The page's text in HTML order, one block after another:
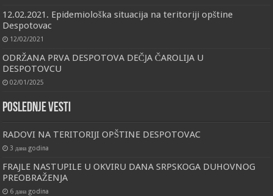
12.02.2021. Epidemiološka situacija na teritoriji opštine
Despotovac
12/02/2021
ODRŽANA PRVA DESPOTOVA DEČJA ČAROLIJA U
DESPOTOVCU
02/01/2025
Poslednje vesti
RADOVI NA TERITORIJI OPŠTINE DESPOTOVAC
3 дана godina
FRAJLE NASTUPILE U OKVIRU DANA SRPSKOGA DUHOVNOG
PREOBRAŽENJA
6 дана godina